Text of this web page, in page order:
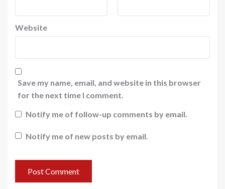
Website
Save my name, email, and website in this browser
for the next time I comment.
Notify me of follow-up comments by email.
Notify me of new posts by email.